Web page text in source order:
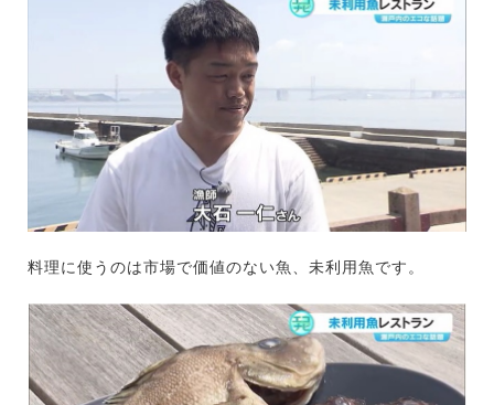
料理に使うのは市場で価値のない魚、未利用魚です。